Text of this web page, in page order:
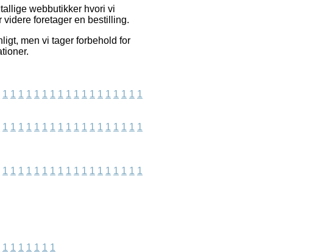
webbutikker hvori vi
videre foretager en bestilling.
men vi tager forbehold for
1 1 1 1 1 1 1 1 1 1 1 1 1 1 1 1 1 1
1 1 1 1 1 1 1 1 1 1 1 1 1 1 1 1 1 1
1 1 1 1 1 1 1 1 1 1 1 1 1 1 1 1 1 1
1 1 1 1 1 1 1